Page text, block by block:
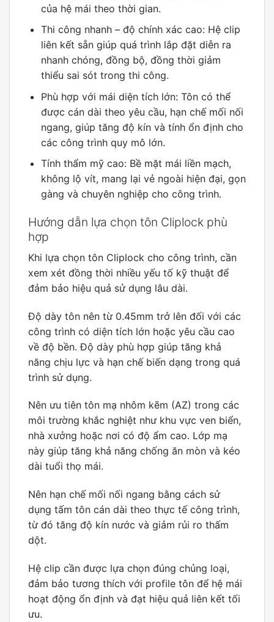
của hệ mái theo thời gian.
Thi công nhanh – độ chính xác cao: Hệ clip
liên kết sẵn giúp quá trình lắp đặt diễn ra
nhanh chóng, đồng bộ, đồng thời giảm
thiểu sai sót trong thi công.
Phù hợp với mái diện tích lớn: Tôn có thể
được cán dài theo yêu cầu, hạn chế mối nối
ngang, giúp tăng độ kín và tính ổn định cho
các công trình quy mô lớn.
Tính thẩm mỹ cao: Bề mặt mái liền mạch,
không lộ vít, mang lại vẻ ngoài hiện đại, gọn
gàng và chuyên nghiệp cho công trình.
Hướng dẫn lựa chọn tôn Cliplock phù
hợp
Khi lựa chọn tôn Cliplock cho công trình, cần
xem xét đồng thời nhiều yếu tố kỹ thuật để
đảm bảo hiệu quả sử dụng lâu dài.
Độ dày tôn nên từ 0.45mm trở lên đối với các
công trình có diện tích lớn hoặc yêu cầu cao
về độ bền. Độ dày phù hợp giúp tăng khả
năng chịu lực và hạn chế biến dạng trong quá
trình sử dụng.
Nên ưu tiên tôn mạ nhôm kẽm (AZ) trong các
môi trường khắc nghiệt như khu vực ven biển,
nhà xưởng hoặc nơi có độ ẩm cao. Lớp mạ
này giúp tăng khả năng chống ăn mòn và kéo
dài tuổi thọ mái.
Nên hạn chế mối nối ngang bằng cách sử
dụng tấm tôn cán dài theo thực tế công trình,
từ đó tăng độ kín nước và giảm rủi ro thấm
dột.
Hệ clip cần được lựa chọn đúng chủng loại,
đảm bảo tương thích với profile tôn để hệ mái
hoạt động ổn định và đạt hiệu quả liên kết tối
ưu.